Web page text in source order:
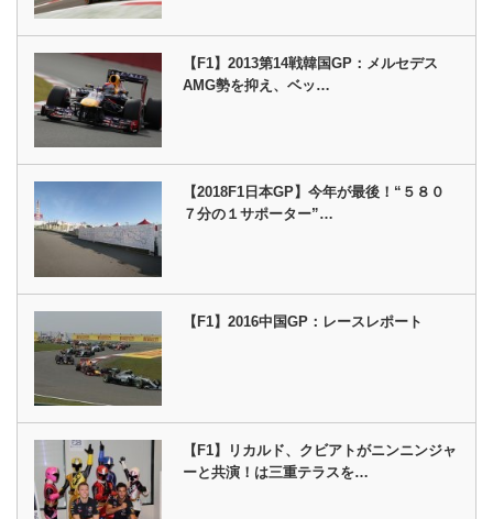
【F1】2013第14戦韓国GP：メルセデス
AMG勢を抑え、ベッ…
【2018F1日本GP】今年が最後！“５８０
７分の１サポーター”…
【F1】2016中国GP：レースレポート
【F1】リカルド、クビアトがニンニンジャ
ーと共演！は三重テラスを…